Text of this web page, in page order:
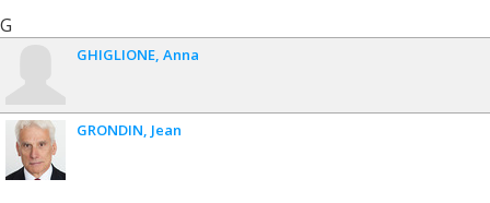
G
GHIGLIONE Anna
GRONDIN Jean